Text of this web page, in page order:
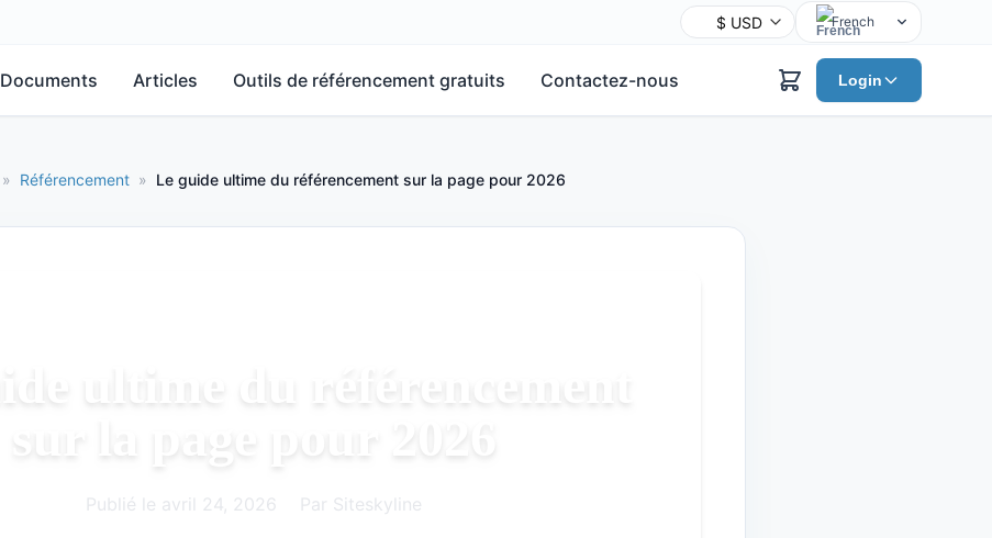
French
English
Chinese
Documents Articles Outils de référencement gratuits Contactez-nous Login
» Référencement » Le guide ultime du référencement sur la page pour 2026
Publié le avril 24, 2026 Par Siteskyline